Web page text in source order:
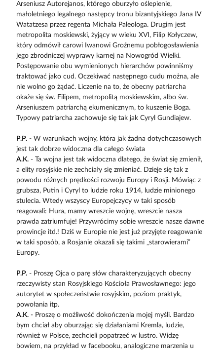
Arseniusz Autorejanos, którego oburzyło oślepienie,
małoletniego legalnego następcy tronu bizantyjskiego Jana IV
Watatzesa przez regenta Michała Paleologa. Drugim jest
metropolita moskiewski, żyjący w wieku XVI, Filip Kołyczew,
który odmówił carowi Iwanowi Groźnemu pobłogosławienia
jego zbrodniczej wyprawy karnej na Nowogród Wielki.
Postępowanie obu wymienionych hierarchów powinniśmy
traktować jako cud. Oczekiwać następnego cudu można, ale
nie wolno go żądać. Liczenie na to, że obecny patriarcha
okaże się św. Filipem, metropolitą moskiewskim, albo św.
Arseniuszem patriarchą ekumenicznym, to kuszenie Boga.
Typowy patriarcha zachowuje się tak jak Cyryl Gundiajew.
P.P.- W warunkach wojny, która jak żadna dotychczasowych
jest tak dobrze widoczna dla całego świata
A.K.- Ta wojna jest tak widoczna dlatego, że świat się zmienił,
a elity rosyjskie nie zechciały się zmieniać. Dzieje się tak z
powodu różnych prędkości rozwoju Europy i Rosji. Mówiąc z
grubsza, Putin i Cyryl to ludzie roku 1914, ludzie minionego
stulecia. Wtedy wszyscy Europejczycy w taki sposób
reagowali: Hura, mamy wreszcie wojnę, wreszcie nasza
prawda zatriumfuje! Przywrócimy sobie wreszcie nasze dawne
prowincje itd.! Dziś w Europie nie jest już przyjęte reagowanie
w taki sposób, a Rosjanie okazali się takimi „starowierami”
Europy.
P.P.- Proszę Ojca o parę słów charakteryzujących obecny
rzeczywisty stan Rosyjskiego Kościoła Prawosławnego: jego
autorytet w społeczeństwie rosyjskim, poziom praktyk,
powołania itp.
A.K.- Proszę o możliwość dokończenia mojej myśli. Bardzo
bym chciał aby oburzając się działaniami Kremla, ludzie,
również w Polsce, zechcieli popatrzeć w lustro. Widzę
bowiem, na przykład w facebooku, analogiczne marzenia u